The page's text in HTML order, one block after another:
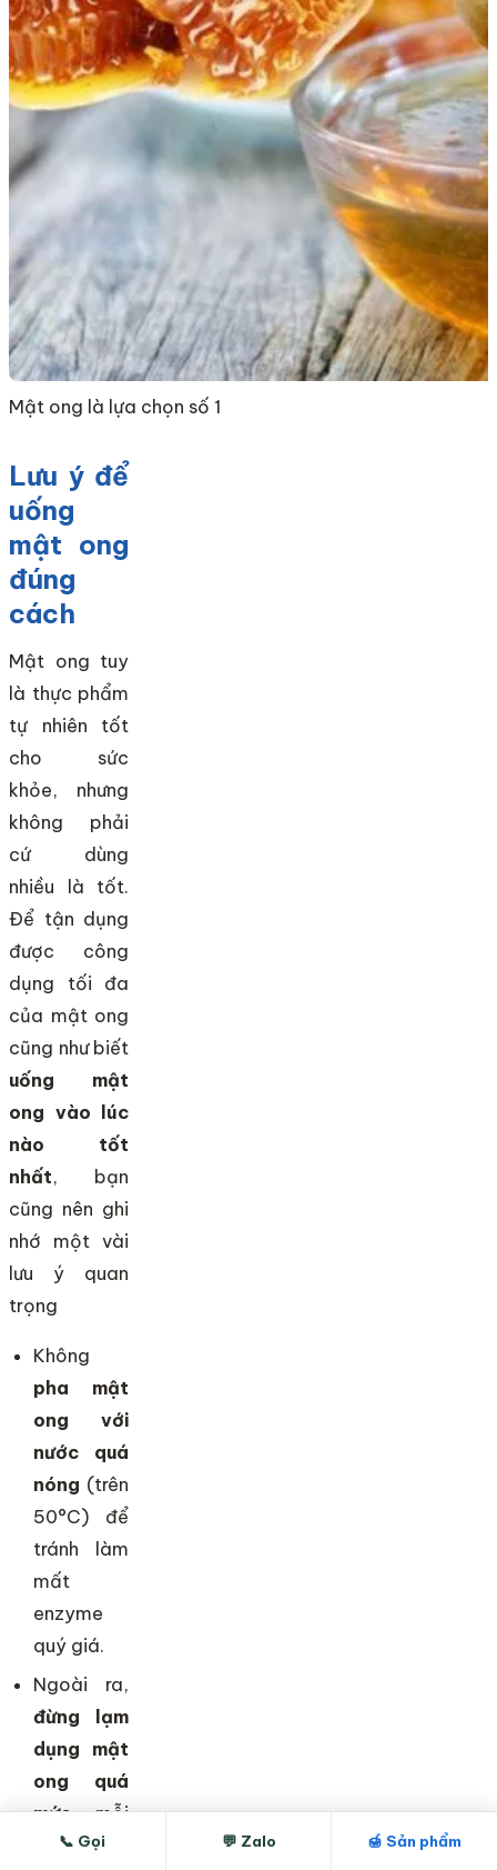
Mật ong là lựa chọn số 1
Lưu ý để
uống
mật ong
đúng
cách
Mật ong tuy
là thực phẩm
tự nhiên tốt
cho sức
khỏe, nhưng
không phải
cứ dùng
nhiều là tốt.
Để tận dụng
được công
dụng tối đa
của mật ong
cũng như biết
uống mật
ong vào lúc
nào tốt
nhất, bạn
cũng nên ghi
nhớ một vài
lưu ý quan
trọng
Không
pha mật
ong với
nước quá
nóng (trên
50°C) để
tránh làm
mất
enzyme
quý giá.
Ngoài ra,
đừng lạm
dụng mật
ong quá
mức, mỗi
ngày chỉ
📞 Gọi 💬 Zalo 🍯 Sản phẩm